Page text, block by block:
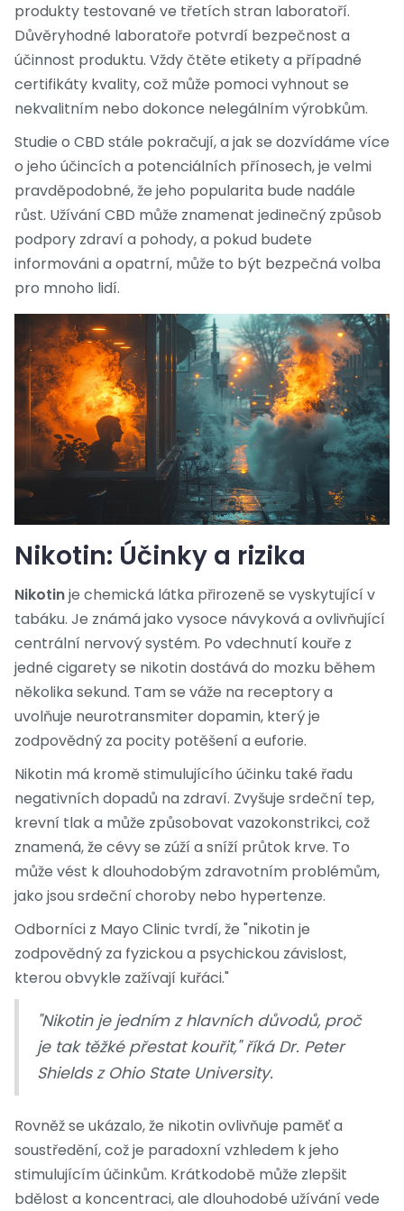
produkty testované ve třetích stran laboratoří.
Důvěryhodné laboratoře potvrdí bezpečnost a
účinnost produktu. Vždy čtěte etikety a případné
certifikáty kvality, což může pomoci vyhnout se
nekvalitním nebo dokonce nelegálním výrobkům.
Studie o CBD stále pokračují, a jak se dozvídáme více
o jeho účincích a potenciálních přínosech, je velmi
pravděpodobné, že jeho popularita bude nadále
růst. Užívání CBD může znamenat jedinečný způsob
podpory zdraví a pohody, a pokud budete
informováni a opatrní, může to být bezpečná volba
pro mnoho lidí.
Nikotin: Účinky a rizika
Nikotinje chemická látka přirozeně se vyskytující v
tabáku. Je známá jako vysoce návyková a ovlivňující
centrální nervový systém. Po vdechnutí kouře z
jedné cigarety se nikotin dostává do mozku během
několika sekund. Tam se váže na receptory a
uvolňuje neurotransmiter dopamin, který je
zodpovědný za pocity potěšení a euforie.
Nikotin má kromě stimulujícího účinku také řadu
negativních dopadů na zdraví. Zvyšuje srdeční tep,
krevní tlak a může způsobovat vazokonstrikci, což
znamená, že cévy se zúží a sníží průtok krve. To
může vést k dlouhodobým zdravotním problémům,
jako jsou srdeční choroby nebo hypertenze.
Odborníci z Mayo Clinic tvrdí, že "nikotin je
zodpovědný za fyzickou a psychickou závislost,
kterou obvykle zažívají kuřáci."
"Nikotin je jedním z hlavních důvodů, proč
je tak těžké přestat kouřit," říká Dr. Peter
Shields z Ohio State University.
Rovněž se ukázalo, že nikotin ovlivňuje paměť a
soustředění, což je paradoxní vzhledem k jeho
stimulujícím účinkům. Krátkodobě může zlepšit
bdělost a koncentraci, ale dlouhodobé užívání vede